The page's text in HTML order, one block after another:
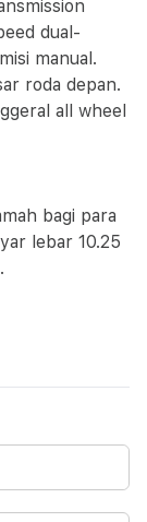
dual-
manual.
roda depan.
all wheel
bagi para
lebar 10.25